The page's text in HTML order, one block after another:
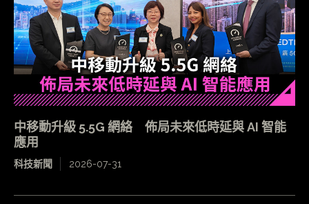
中移動升級 5.5G 網絡 佈局未來低時延與 AI 智能
應用
科技新聞 2026-07-31